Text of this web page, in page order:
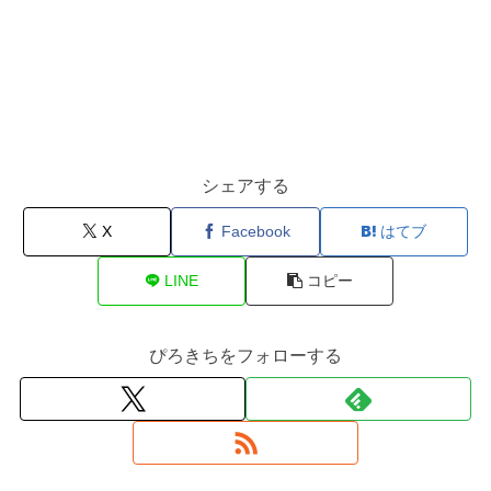
シェアする
X Facebook はてブ
LINE コピー
ぴろきちをフォローする